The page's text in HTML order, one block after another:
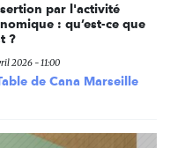
par l'activité
: qu’est-ce que
?
2026 - 11:00
de Cana Marseille